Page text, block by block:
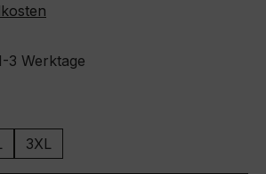
3 Werktage
zurzeit nicht verfügbar.)
ist zurzeit nicht verfügbar.)
3XL